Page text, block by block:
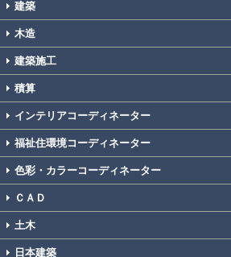
建築
木造
建築施工
積算
インテリアコーディネーター
福祉住環境コーディネーター
色彩・カラーコーディネーター
ＣＡＤ
土木
日本建築